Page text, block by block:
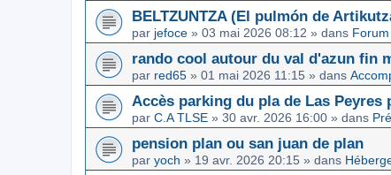
BELTZUNTZA (El pulmón de
par jefoce » 03 mai 2026 08:12 » dans
rando cool autour du val d'azun fin
par red65 » 01 mai 2026 11:15 » dans
Accès parking du pla de Las Peyres
par C.A TLSE » 30 avr. 2026 16:00 » dans
pension plan ou san juan de plan
par yoch » 19 avr. 2026 20:15 » dans